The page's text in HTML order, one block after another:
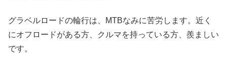
グラベルロードの輪行は、MTBなみに苦労します。近く
にオフロードがある方、クルマを持っている方、羨ましい
です。